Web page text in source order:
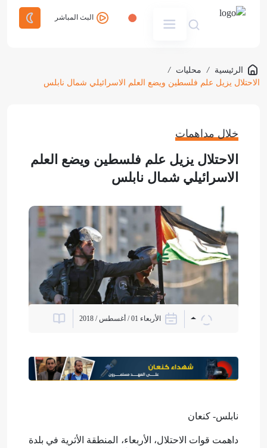
البث المباشر
الرئيسية / محليات
/
الاحتلال يزيل علم فلسطين ويضع العلم الاسرائيلي شمال نابلس
خلال مداهمات
الاحتلال يزيل علم فلسطين ويضع العلم
الاسرائيلي شمال نابلس
الأربعاء 01 / أغسطس / 2018
نابلس- كنعان
داهمت قوات الاحتلال، الأربعاء، المنطقة الأثرية في بلدة